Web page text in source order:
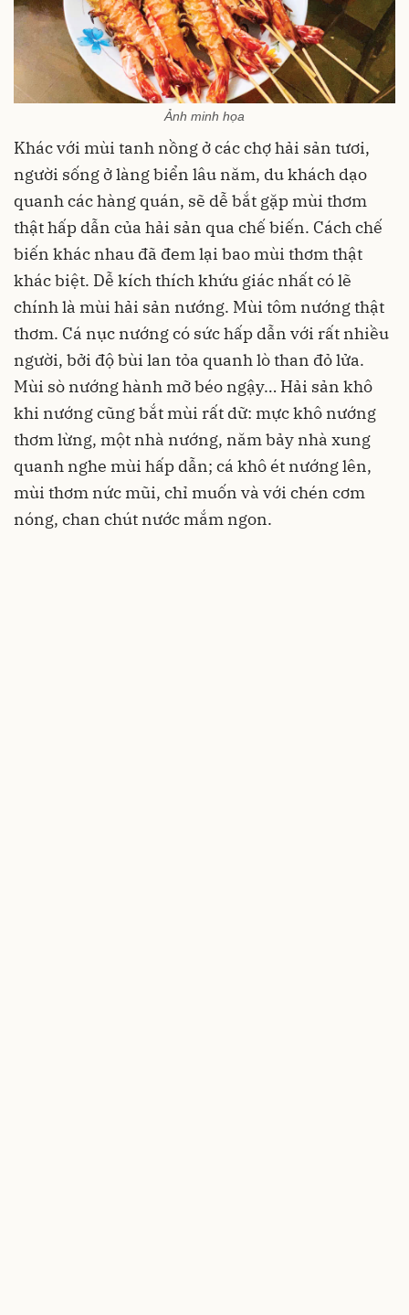
Ảnh minh họa
Khác với mùi tanh nồng ở các chợ hải sản tươi,
người sống ở làng biển lâu năm, du khách dạo
quanh các hàng quán, sẽ dễ bắt gặp mùi thơm
thật hấp dẫn của hải sản qua chế biến. Cách chế
biến khác nhau đã đem lại bao mùi thơm thật
khác biệt. Dễ kích thích khứu giác nhất có lẽ
chính là mùi hải sản nướng. Mùi tôm nướng thật
thơm. Cá nục nướng có sức hấp dẫn với rất nhiều
người, bởi độ bùi lan tỏa quanh lò than đỏ lửa.
Mùi sò nướng hành mỡ béo ngậy… Hải sản khô
khi nướng cũng bắt mùi rất dữ: mực khô nướng
thơm lừng, một nhà nướng, năm bảy nhà xung
quanh nghe mùi hấp dẫn; cá khô ét nướng lên,
mùi thơm nức mũi, chỉ muốn và với chén cơm
nóng, chan chút nước mắm ngon.